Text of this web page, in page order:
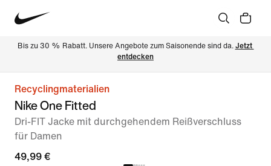
Bis zu 30 % Rabatt. Unsere Angebote zum Saisonende sind da. Jetzt
entdecken
Recyclingmaterialien
Nike One Fitted
Dri-FIT Jacke mit durchgehendem Reißverschluss
für Damen
49,99 €